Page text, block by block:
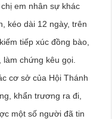
em nhân sự khác
kéo dài 12 ngày, trên
tiếp xúc đồng bào,
chứng kêu gọi.
cơ sở của Hội Thánh
khẩn trương ra đi,
một số người đã tin